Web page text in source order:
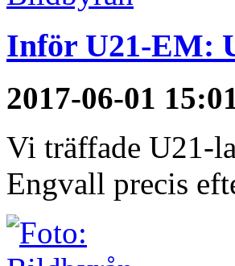
Inför U21-EM:
2017-06-01
Vi träffade U21-
Engvall precis